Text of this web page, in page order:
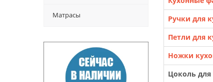
Ручки для
Петли для
Ножки
Цоколь для
Матрасы